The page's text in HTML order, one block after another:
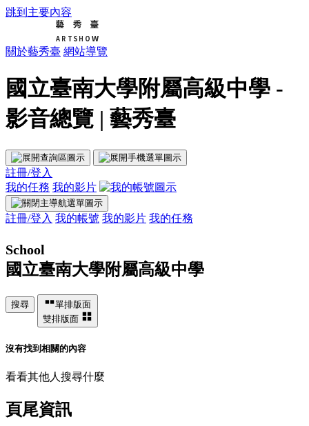
跳到主要內容
關於藝秀臺 網站導覽
國立臺南大學附屬高級中學 -
影音總覽 | 藝秀臺
註冊/登入
我的任務 我的影片
註冊/登入 我的帳號 我的影片 我的任務
School
國立臺南大學附屬高級中學
搜尋
單排版面
雙排版面
沒有找到相關的內容
看看其他人搜尋什麼
頁尾資訊